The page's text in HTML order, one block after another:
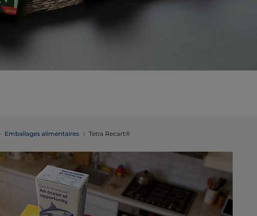
Emballages alimentaires Tetra Recart®